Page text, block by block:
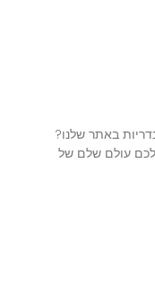
באתר שלנו?
עולם שלם של